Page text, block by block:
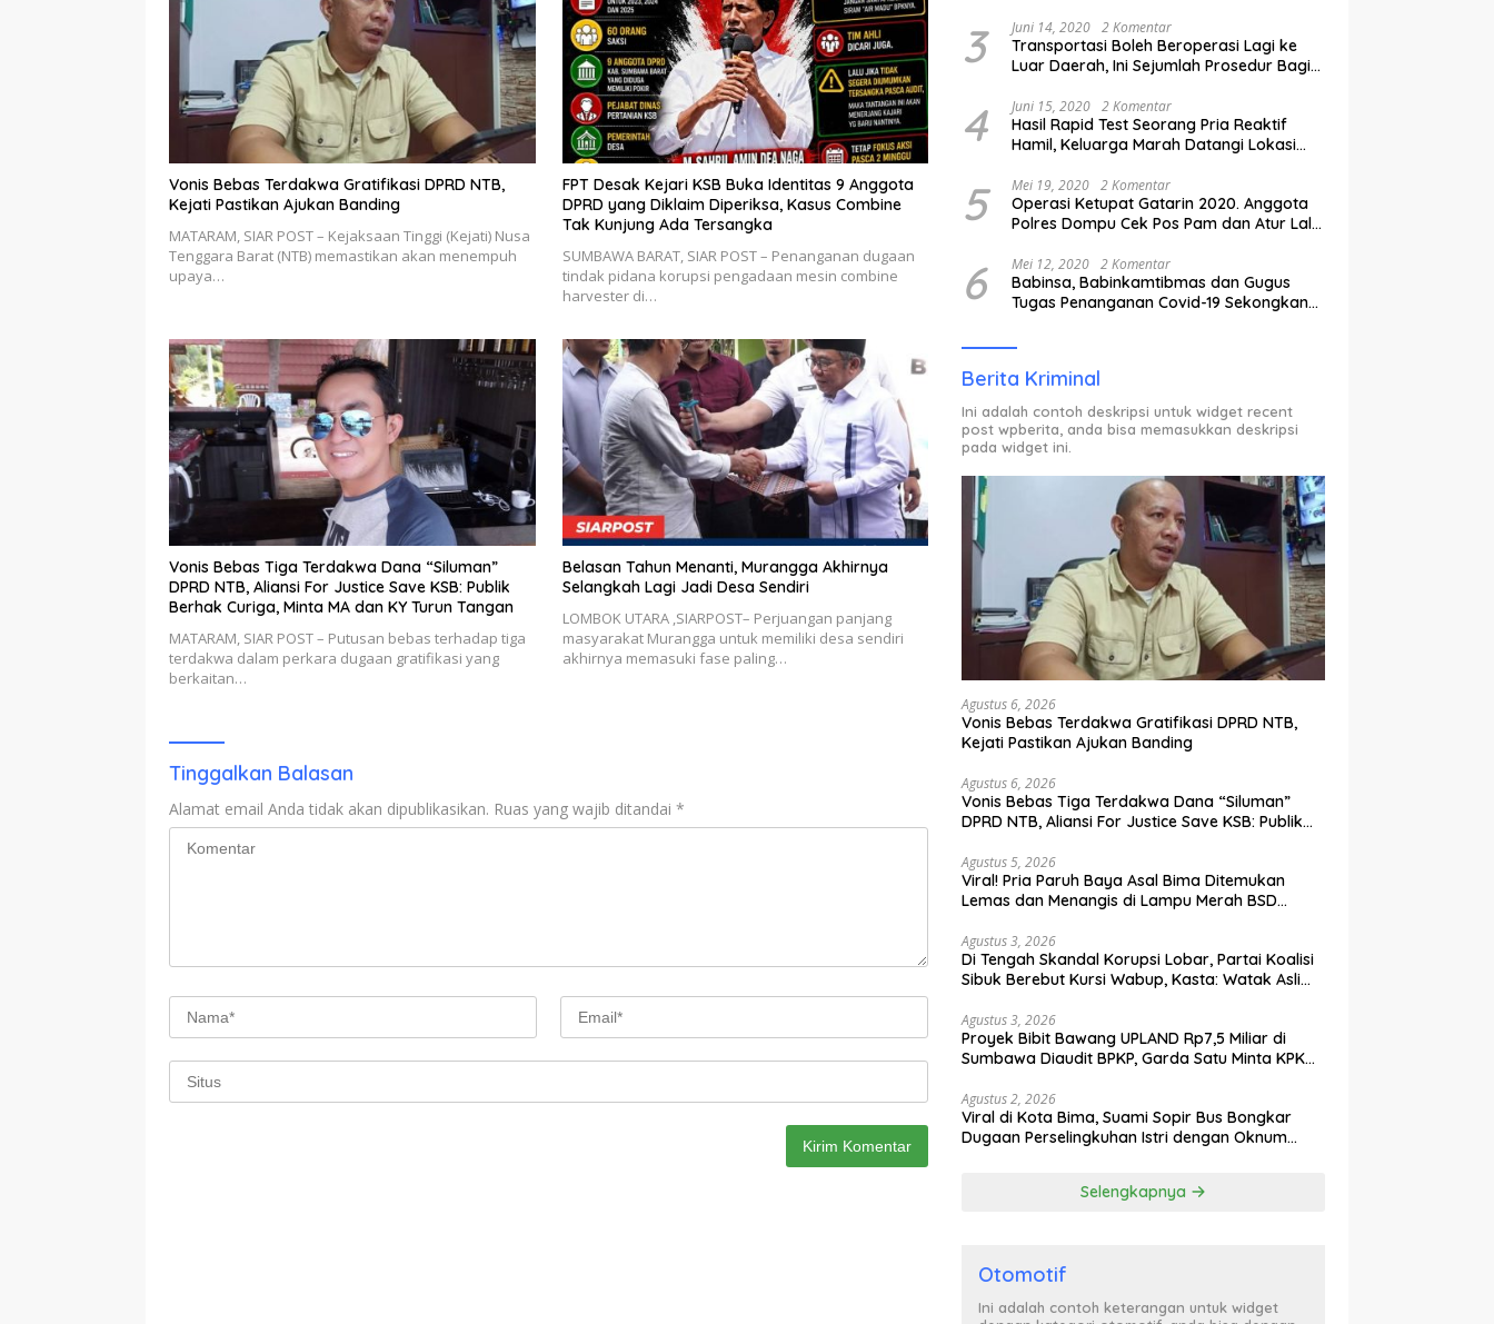
Vonis Bebas Terdakwa Gratifikasi DPRD NTB,
Kejati Pastikan Ajukan Banding
MATARAM, SIAR POST – Kejaksaan Tinggi (Kejati) Nusa
Tenggara Barat (NTB) memastikan akan menempuh
upaya…
FPT Desak Kejari KSB Buka Identitas 9 Anggota
DPRD yang Diklaim Diperiksa, Kasus Combine
Tak Kunjung Ada Tersangka
SUMBAWA BARAT, SIAR POST – Penanganan dugaan
tindak pidana korupsi pengadaan mesin combine
harvester di…
Vonis Bebas Tiga Terdakwa Dana “Siluman”
DPRD NTB, Aliansi For Justice Save KSB: Publik
Berhak Curiga, Minta MA dan KY Turun Tangan
MATARAM, SIAR POST – Putusan bebas terhadap tiga
terdakwa dalam perkara dugaan gratifikasi yang
berkaitan…
Belasan Tahun Menanti, Murangga Akhirnya
Selangkah Lagi Jadi Desa Sendiri
LOMBOK UTARA ,SIARPOST– Perjuangan panjang
masyarakat Murangga untuk memiliki desa sendiri
akhirnya memasuki fase paling…
Tinggalkan Balasan
Alamat email Anda tidak akan dipublikasikan. Ruas yang wajib ditandai *
3 Juni 14, 2020 2 Komentar
Transportasi Boleh Beroperasi Lagi ke
Luar Daerah, Ini Sejumlah Prosedur Bagi
4 Juni 15, 2020 2 Komentar
Hasil Rapid Test Seorang Pria Reaktif
Hamil, Keluarga Marah Datangi Lokasi
5 Mei 19, 2020 2 Komentar
Operasi Ketupat Gatarin 2020. Anggota
Polres Dompu Cek Pos Pam dan Atur Lalu
6 Mei 12, 2020 2 Komentar
Babinsa, Babinkamtibmas dan Gugus
Tugas Penanganan Covid-19 Sekongkang
ODP.
Berita Kriminal
Ini adalah contoh deskripsi untuk widget recent
post wpberita, anda bisa memasukkan deskripsi
pada widget ini.
Agustus 6, 2026
Vonis Bebas Terdakwa Gratifikasi DPRD NTB,
Kejati Pastikan Ajukan Banding
Agustus 6, 2026
Vonis Bebas Tiga Terdakwa Dana “Siluman”
DPRD NTB, Aliansi For Justice Save KSB: Publik
Agustus 5, 2026
Viral! Pria Paruh Baya Asal Bima Ditemukan
Lemas dan Menangis di Lampu Merah BSD
Agustus 3, 2026
Di Tengah Skandal Korupsi Lobar, Partai Koalisi
Sibuk Berebut Kursi Wabup, Kasta: Watak Asli
Agustus 3, 2026
Proyek Bibit Bawang UPLAND Rp7,5 Miliar di
Sumbawa Diaudit BPKP, Garda Satu Minta KPK
Agustus 2, 2026
Viral di Kota Bima, Suami Sopir Bus Bongkar
Dugaan Perselingkuhan Istri dengan Oknum
Selengkapnya
Otomotif
Ini adalah contoh keterangan untuk widget